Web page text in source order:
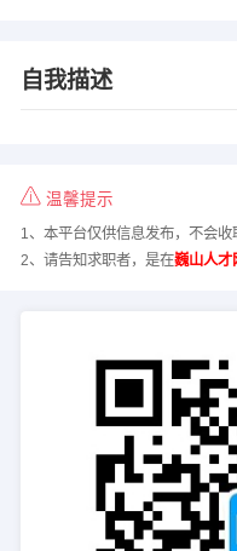
自我描述
温馨提示
1、本平台仅供信息发布，不会收
2、请告知求职者，是在巍山人才